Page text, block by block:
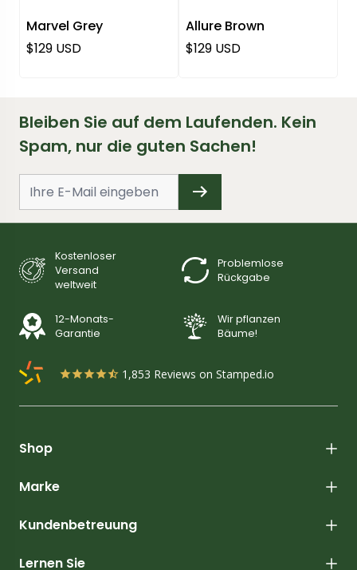
Marvel Grey
Regulärer Preis
$129 USD
Allure Brown
Regulärer Preis
$129 USD
Bleiben Sie auf dem Laufenden. Kein
Spam, nur die guten Sachen!
Kostenloser
Versand
weltweit
Problemlose
Rückgabe
12-Monats-
Garantie
Wir pflanzen
Bäume!
1,853 Reviews on Stamped.io
Shop
Marke
Kundenbetreuung
Lernen Sie